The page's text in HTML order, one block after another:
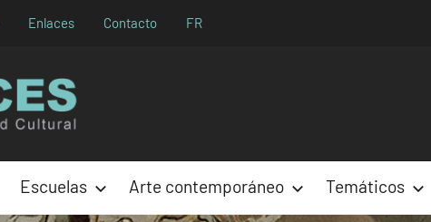
Enlaces Contacto FR
Escuelas Arte contemporáneo Temáticos